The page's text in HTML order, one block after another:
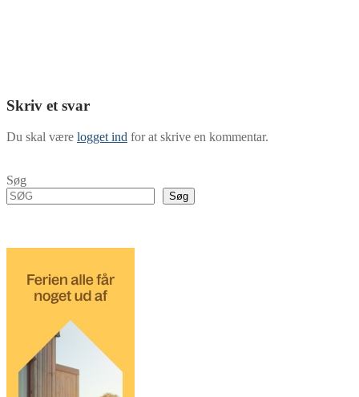
Skriv et svar
Du skal være logget ind for at skrive en kommentar.
Søg
Søg